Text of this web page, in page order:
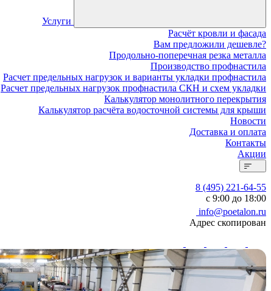
Услуги
Расчёт кровли и фасада
Вам предложили дешевле?
Продольно-поперечная резка металла
Производство профнастила
Расчет предельных нагрузок и варианты укладки профнастила
Расчет предельных нагрузок профнастила СКН и схем укладки
Калькулятор монолитного перекрытия
Калькулятор расчёта водосточной системы для крыши
Новости
Доставка и оплата
Контакты
Акции
8 (495) 221-64-55
с 9:00 до 18:00
info@poetalon.ru
Адрес скопирован